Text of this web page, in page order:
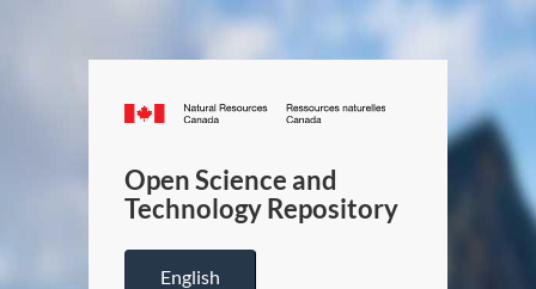
Canada.ca
/
Canada
Open Science and
Technology Repository
English